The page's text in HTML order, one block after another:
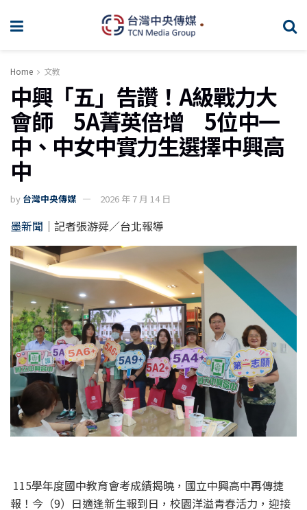
Home 文教
中興「五」告讚！A級戰力大
會師 5A菁英倍增 5位中一
中、中女中實力生選擇中興高
中
by 台灣中央傳媒 2026 年 7 月 14 日
墨新聞 ｜記者張游舜／台北報導
115學年度國中教育會考成績揭曉，國立中興高中再傳捷
報！今（9）日適逢新生報到日，校園洋溢青春活力，迎接